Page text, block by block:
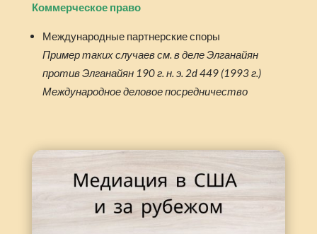
Коммерческое право
Международные партнерские споры
Пример таких случаев см. в деле Элганайян
против Элганайян 190 г. н. э. 2d 449 (1993 г.)
Международное деловое посредничество